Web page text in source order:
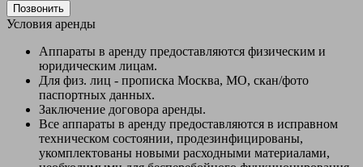
Позвонить
Условия аренды
Аппараты в аренду предоставляются физическим и
юридическим лицам.
Для физ. лиц - прописка Москва, МО, скан/фото
паспортных данных.
Заключение договора аренды.
Все аппараты в аренду предоставляются в исправном
техническом состоянии, продезинфицированы,
укомплектованы новыми расходными материалами,